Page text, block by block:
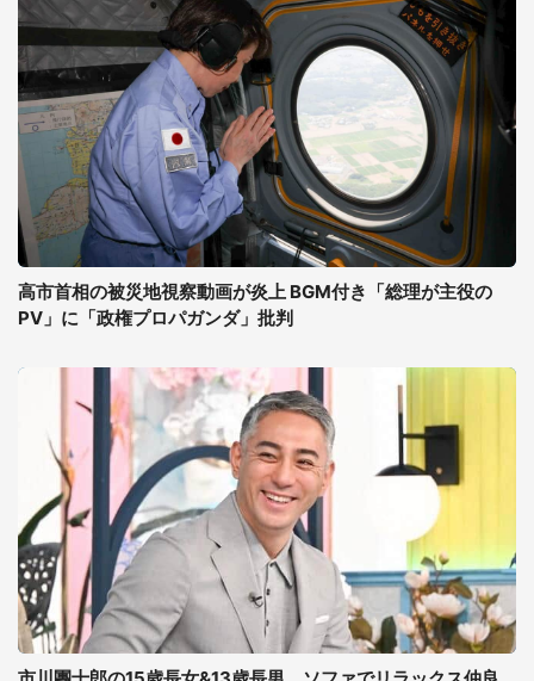
高市首相の被災地視察動画が炎上 BGM付き「総理が主役の
PV」に「政権プロパガンダ」批判